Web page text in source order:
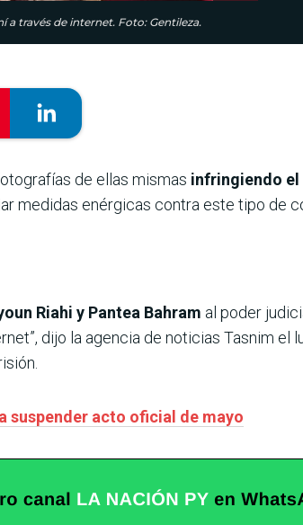
través de internet. Foto: Gentileza.
de ellas mismas infringiendo
medidas enérgicas contra este tipo de
Riahi y Pantea Bahram al poder
dijo la agencia de noticias Tasnim el
suspender acto oficial de mayo